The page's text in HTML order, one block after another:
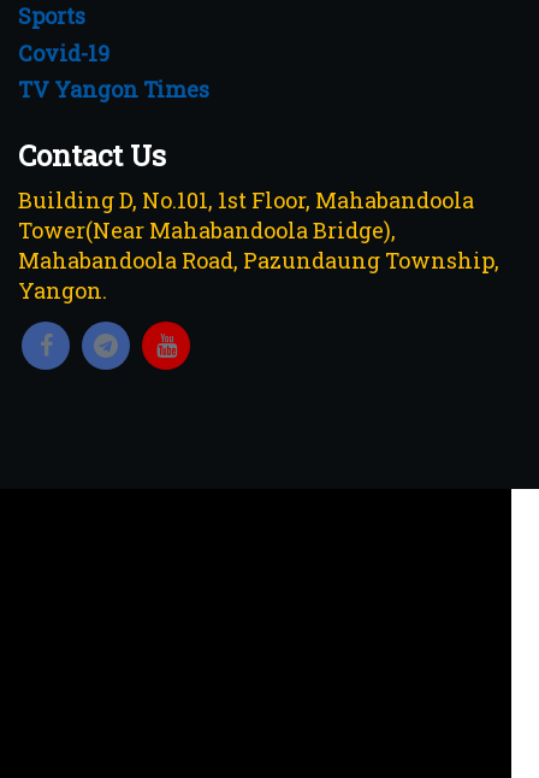
Sports
Covid-19
TV Yangon Times
Contact Us
Building D, No.101, 1st Floor, Mahabandoola
Tower(Near Mahabandoola Bridge),
Mahabandoola Road, Pazundaung Township,
Yangon.